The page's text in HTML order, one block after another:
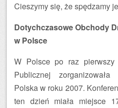
Cieszymy się, że spędzamy
Dotychczasowe Obchody
w Polsce
W Polsce po raz pierwszy
Publicznej
Polska w roku 2007.
ten dzień miała miejsce